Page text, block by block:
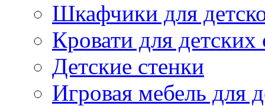
Шкафчики для
Кровати для детских
Детские стенки
Игровая мебель для